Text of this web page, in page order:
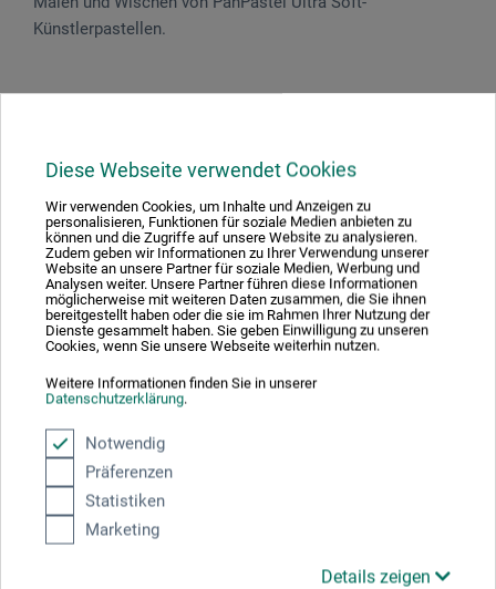
Diese Webseite verwendet Cookies
Wir verwenden Cookies, um Inhalte und Anzeigen zu
personalisieren, Funktionen für soziale Medien anbieten zu
können und die Zugriffe auf unsere Website zu analysieren.
Zudem geben wir Informationen zu Ihrer Verwendung unserer
Website an unsere Partner für soziale Medien, Werbung und
Analysen weiter. Unsere Partner führen diese Informationen
möglicherweise mit weiteren Daten zusammen, die Sie ihnen
bereitgestellt haben oder die sie im Rahmen Ihrer Nutzung der
Dienste gesammelt haben. Sie geben Einwilligung zu unseren
Cookies, wenn Sie unsere Webseite weiterhin nutzen.
Weitere Informationen finden Sie in unserer
Datenschutzerklärung.
Notwendig
Präferenzen
Statistiken
Marketing
Details zeigen
Künstlerpastellen.
Produktbewertungen (0)
Schreiben Sie die erste Bewertung zu diesem Produkt
JETZT PRODUKT BEWERTEN
Hersteller-Kontakt
Hier finden Sie die Kontaktdaten des Herstellers zu